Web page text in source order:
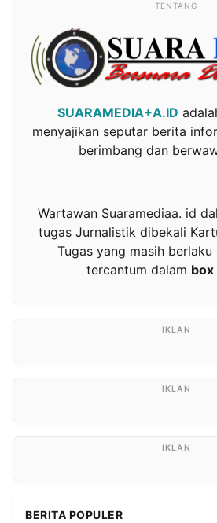
TENTANG
SUARAMEDIA+A.ID
menyajikan seputar berita
berimbang dan
Wartawan Suaramediaa. id
tugas Jurnalistik dibekali
Tugas yang masih berlaku
tercantum dalam box
BERITA POPULER